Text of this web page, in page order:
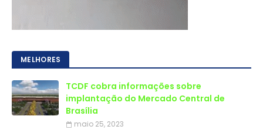
MELHORES
TCDF cobra informações sobre
implantação do Mercado Central de
Brasília
maio 25, 2023